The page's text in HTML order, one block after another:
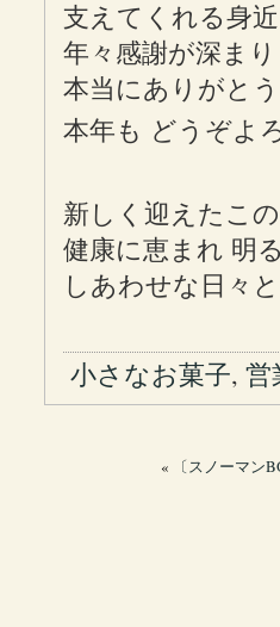
支えてくれる身
年々感謝が深ま
本当にありがと
本年も どうぞよ
新しく迎えたこ
健康に恵まれ 明
しあわせな日々
小さなお菓子, 営
« 〔スノーマン